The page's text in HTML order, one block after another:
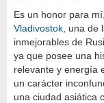
Es un honor para
Vladivostok , una
inmejorables de
ya que posee una
relevante y energía
un carácter
una ciudad asiática